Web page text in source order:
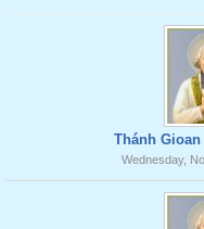
Thánh
Wednesday,